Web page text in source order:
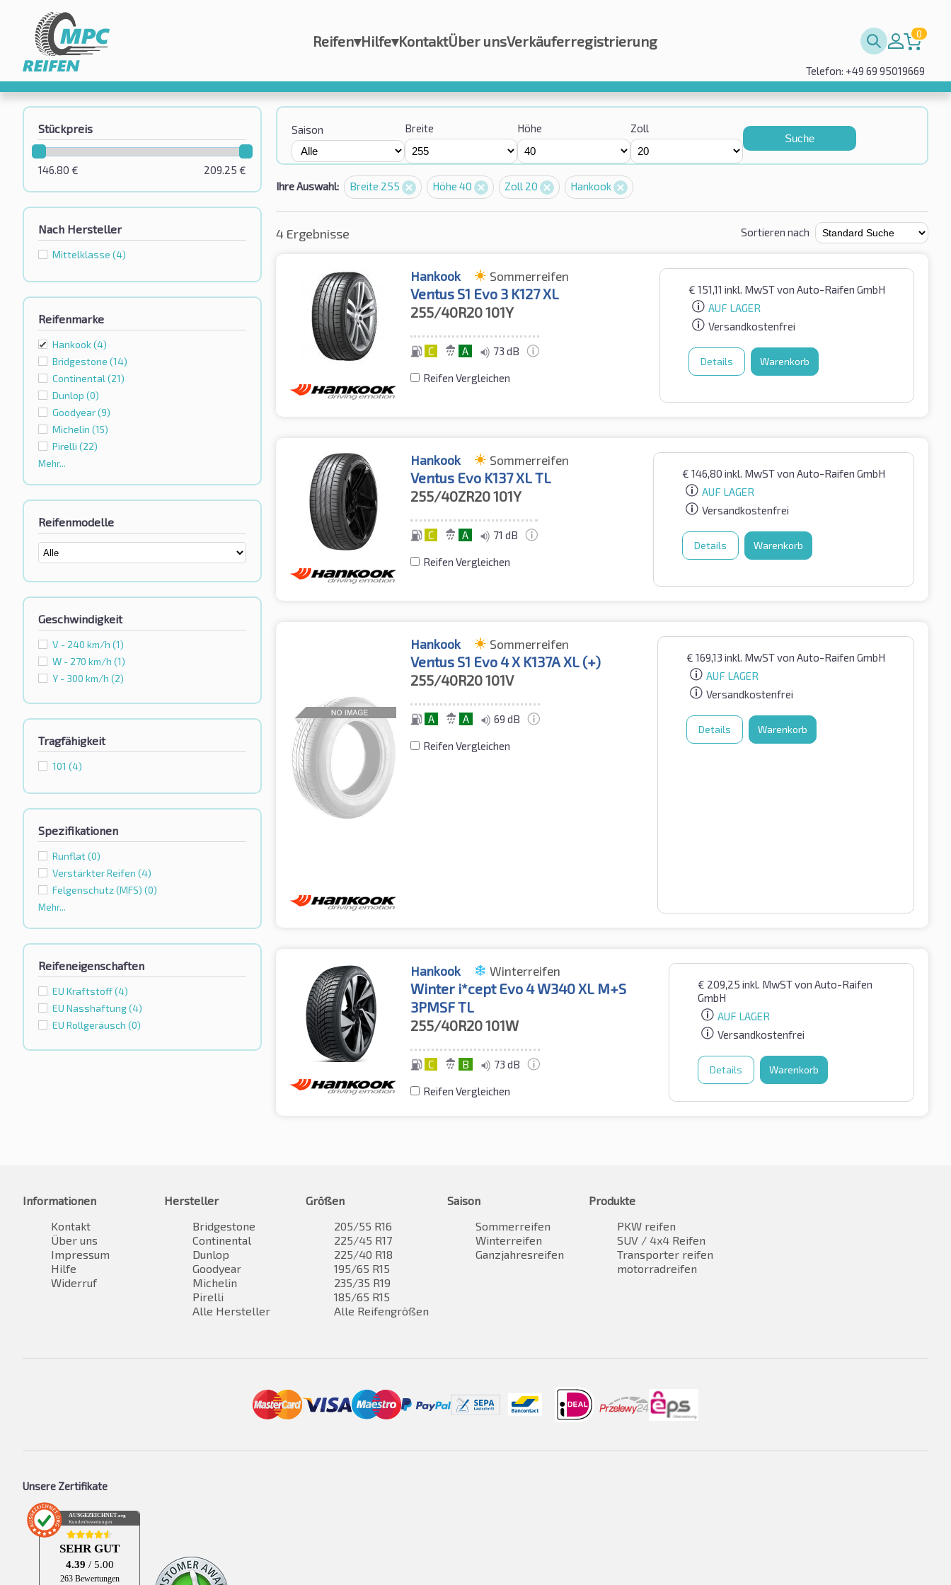
Reifen▾Hilfe▾KontaktÜber unsVerkäuferregistrierung 0
Telefon: +49 69 95019669
Stückpreis
209.25 €
146.80 €
Nach Hersteller
Mittelklasse (4)
Reifenmarke
Hankook (4)
Bridgestone (14)
Continental (21)
Dunlop (0)
Goodyear(9)
Michelin (15)
Pirelli (22)
Mehr...
Reifenmodelle
Geschwindigkeit
V - 240 km/h (1)
W - 270 km/h (1)
Y - 300 km/h (2)
Tragfähigkeit
101 (4)
Spezifikationen
Runflat(0)
Verstärkter Reifen (4)
Felgenschutz (MFS) (0)
Mehr...
Reifeneigenschaften
EU Kraftstoff(4)
EU Nasshaftung(4)
EU Rollgeräusch (0)
Saison Breite Höhe Zoll
Suche
Ihre Auswahl: Breite 255 Höhe 40 Zoll 20 Hankook
4 Ergebnisse Sortieren nach
Hankook Sommerreifen
Ventus S1 Evo 3 K127 XL
255/40R20101Y
C A 73 dB
Reifen Vergleichen
€ 151,11 inkl. MwSTvon Auto-Raifen GmbH
AUF LAGER
Versandkostenfrei
Details Warenkorb
Hankook Sommerreifen
Ventus Evo K137 XL TL
255/40ZR20101Y
C A 71 dB
Reifen Vergleichen
€ 146,80 inkl. MwSTvon Auto-Raifen GmbH
AUF LAGER
Versandkostenfrei
Details Warenkorb
Hankook Sommerreifen
Ventus S1 Evo 4 X K137A XL (+)
255/40R20101V
A A 69 dB
Reifen Vergleichen
€ 169,13 inkl. MwSTvon Auto-Raifen GmbH
AUF LAGER
Versandkostenfrei
Details Warenkorb
Hankook Winterreifen
Winter i*cept Evo 4 W340 XL M+S
3PMSF TL
255/40R20101W
C B 73 dB
Reifen Vergleichen
€ 209,25 inkl. MwSTvon Auto-Raifen
GmbH
AUF LAGER
Versandkostenfrei
Details Warenkorb
Informationen
Kontakt
Über uns
Impressum
Hilfe
Widerruf
Hersteller
Bridgestone
Continental
Dunlop
Goodyear
Michelin
Pirelli
Alle Hersteller
Größen
205/55 R16
225/45 R17
225/40 R18
195/65 R15
235/35 R19
185/65 R15
Alle Reifengrößen
Saison
Sommerreifen
Winterreifen
Ganzjahresreifen
Produkte
PKW reifen
SUV / 4x4 Reifen
Transporter reifen
motorradreifen
Unsere Zertifikate
AUSGEZEICHNET .org
Kundenbewertungen
SEHR GUT
4.39 / 5.00
263 Bewertungen